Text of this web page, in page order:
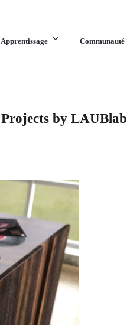
Apprentissage Communauté
Projects by LAUBlab